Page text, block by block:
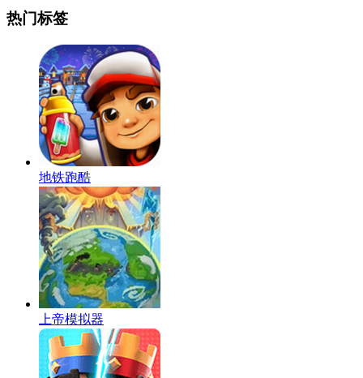
热门标签
地铁跑酷
上帝模拟器